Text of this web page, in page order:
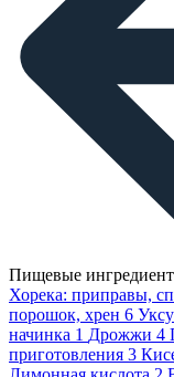
Пищевые
Хорека: приправы,
порошок, хрен 6
начинка 1 Дрожжи 4
приготовления 3